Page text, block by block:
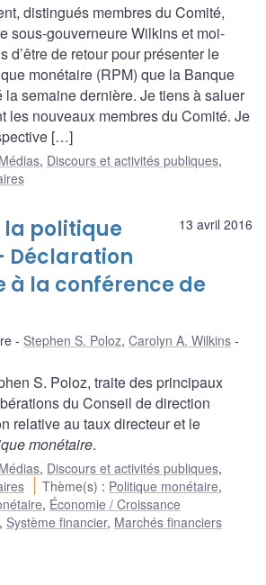
distingués membres du Comité,
sous-gouverneure Wilkins et moi-
d’être de retour pour présenter le
monétaire (RPM) que la Banque
semaine dernière. Je tiens à saluer
les nouveaux membres du Comité. Je
[…]
Médias, Discours et activités publiques,
13 avril 2016
la politique
Déclaration
à la conférence de
Stephen S. Poloz, Carolyn A. Wilkins
S. Poloz, traite des principaux
du Conseil de direction
relative au taux directeur et le
monétaire.
Médias, Discours et activités publiques,
Thème(s) : Politique monétaire,
, Économie / Croissance
, Système financier, Marchés financiers